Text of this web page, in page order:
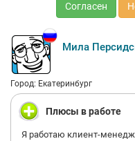
Согласен
Мила
Город: Екатеринбург
Плюсы в работе
Я работаю клиент-